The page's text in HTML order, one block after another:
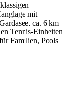
mit
ca. 6 km
Tennis-Einheiten
Familien, Pools